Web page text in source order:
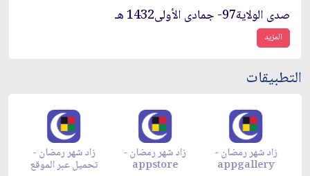
صدى الولاية97- جمادى الأولى1432 هـ
المزيد
التطبيقات
زاد شهر رمضان -
تحميل عبر الموقع
زاد شهر رمضان -
appstore
زاد شهر رمضان -
appgallery